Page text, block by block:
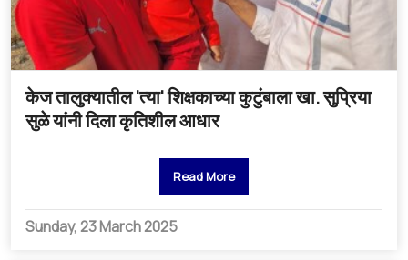
केज तालुक्यातील 'त्या' शिक्षकाच्या कुटुंबाला खा. सुप्रिया
सुळे यांनी दिला कृतिशील आधार
Read More
Sunday, 23 March 2025